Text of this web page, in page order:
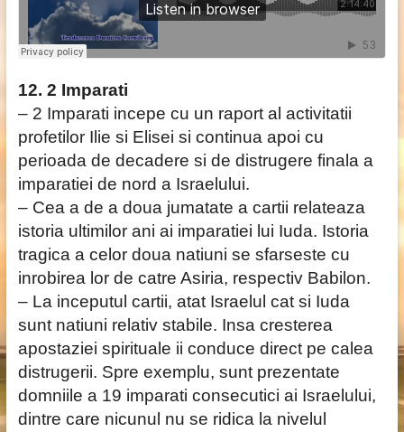
12. 2 Imparati
– 2 Imparati incepe cu un raport al activitatii
profetilor Ilie si Elisei si continua apoi cu
perioada de decadere si de distrugere finala a
imparatiei de nord a Israelului.
– Cea a de a doua jumatate a cartii relateaza
istoria ultimilor ani ai imparatiei lui Iuda. Istoria
tragica a celor doua natiuni se sfarseste cu
inrobirea lor de catre Asiria, respectiv Babilon.
– La inceputul cartii, atat Israelul cat si Iuda
sunt natiuni relativ stabile. Insa cresterea
apostaziei spirituale ii conduce direct pe calea
distrugerii. Spre exemplu, sunt prezentate
domniile a 19 imparati consecutici ai Israelului,
dintre care nicunul nu se ridica la nivelul